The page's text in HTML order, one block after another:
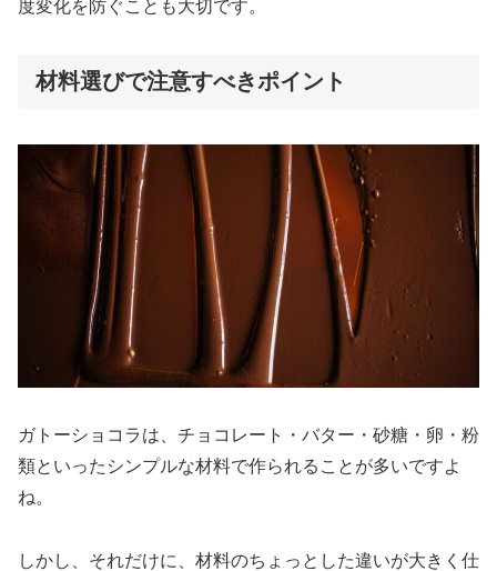
度変化を防ぐことも大切です。
材料選びで注意すべきポイント
ガトーショコラは、チョコレート・バター・砂糖・卵・粉
類といったシンプルな材料で作られることが多いですよ
ね。
しかし、それだけに、材料のちょっとした違いが大きく仕